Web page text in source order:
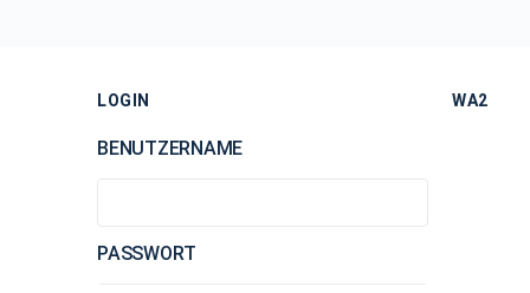
LOGIN
BENUTZERNAME
PASSWORT
WA2